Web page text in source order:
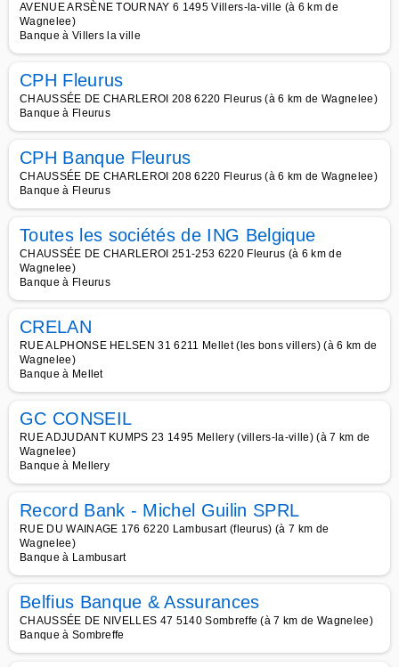
AVENUE ARSÈNE TOURNAY 6 1495 Villers-la-ville (à 6 km de
Wagnelee)
Banque à Villers la ville
CPH Fleurus
CHAUSSÉE DE CHARLEROI 208 6220 Fleurus (à 6 km de Wagnelee)
Banque à Fleurus
CPH Banque Fleurus
CHAUSSÉE DE CHARLEROI 208 6220 Fleurus (à 6 km de Wagnelee)
Banque à Fleurus
Toutes les sociétés de ING Belgique
CHAUSSÉE DE CHARLEROI 251-253 6220 Fleurus (à 6 km de
Wagnelee)
Banque à Fleurus
CRELAN
RUE ALPHONSE HELSEN 31 6211 Mellet (les bons villers) (à 6 km de
Wagnelee)
Banque à Mellet
GC CONSEIL
RUE ADJUDANT KUMPS 23 1495 Mellery (villers-la-ville) (à 7 km de
Wagnelee)
Banque à Mellery
Record Bank - Michel Guilin SPRL
RUE DU WAINAGE 176 6220 Lambusart (fleurus) (à 7 km de
Wagnelee)
Banque à Lambusart
Belfius Banque & Assurances
CHAUSSÉE DE NIVELLES 47 5140 Sombreffe (à 7 km de Wagnelee)
Banque à Sombreffe